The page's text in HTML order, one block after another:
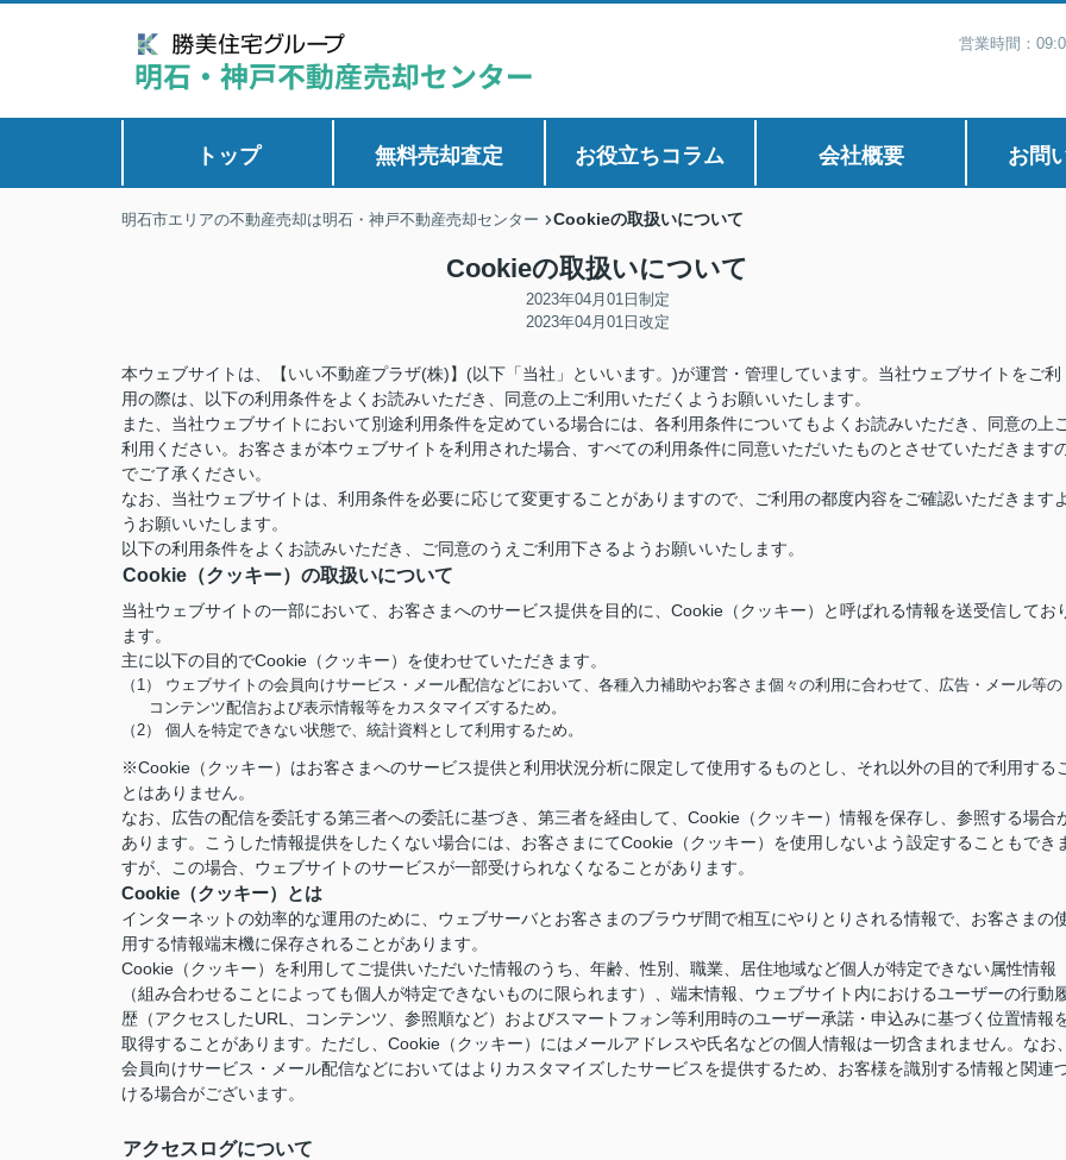
営業時間：
トップ 無料売却査定 お役立ちコラム 会社概要 お問
明石市エリアの不動産売却は明石・神戸不動産売却センター Cookieの取扱いについて
Cookieの取扱いについて
2023年04月01日制定
2023年04月01日改定
本ウェブサイトは、【いい不動産プラザ(株)】(以下「当社」といいます。)が運営・管理しています。当社ウェブサイトをご利
用の際は、以下の利用条件をよくお読みいただき、同意の上ご利用いただくようお願いいたします。
また、当社ウェブサイトにおいて別途利用条件を定めている場合には、各利用条件についてもよくお読みいただき、同意の上
利用ください。お客さまが本ウェブサイトを利用された場合、すべての利用条件に同意いただいたものとさせていただきます
でご了承ください。
なお、当社ウェブサイトは、利用条件を必要に応じて変更することがありますので、ご利用の都度内容をご確認いただきますよ
うお願いいたします。
以下の利用条件をよくお読みいただき、ご同意のうえご利用下さるようお願いいたします。
Cookie（クッキー）の取扱いについて
当社ウェブサイトの一部において、お客さまへのサービス提供を目的に、Cookie（クッキー）と呼ばれる情報を送受信してお
ます。
主に以下の目的でCookie（クッキー）を使わせていただきます。
（1） ウェブサイトの会員向けサービス・メール配信などにおいて、各種入力補助やお客さま個々の利用に合わせて、広告・メール等の
コンテンツ配信および表示情報等をカスタマイズするため。
（2） 個人を特定できない状態で、統計資料として利用するため。
※Cookie（クッキー）はお客さまへのサービス提供と利用状況分析に限定して使用するものとし、それ以外の目的で利用する
とはありません。
なお、広告の配信を委託する第三者への委託に基づき、第三者を経由して、Cookie（クッキー）情報を保存し、参照する場合
あります。こうした情報提供をしたくない場合には、お客さまにてCookie（クッキー）を使用しないよう設定することもでき
すが、この場合、ウェブサイトのサービスが一部受けられなくなることがあります。
Cookie（クッキー）とは
インターネットの効率的な運用のために、ウェブサーバとお客さまのブラウザ間で相互にやりとりされる情報で、お客さまの
用する情報端末機に保存されることがあります。
Cookie（クッキー）を利用してご提供いただいた情報のうち、年齢、性別、職業、居住地域など個人が特定できない属性情報
（組み合わせることによっても個人が特定できないものに限られます）、端末情報、ウェブサイト内におけるユーザーの行動
歴（アクセスしたURL、コンテンツ、参照順など）およびスマートフォン等利用時のユーザー承諾・申込みに基づく位置情報
取得することがあります。ただし、Cookie（クッキー）にはメールアドレスや氏名などの個人情報は一切含まれません。なお、
会員向けサービス・メール配信などにおいてはよりカスタマイズしたサービスを提供するため、お客様を識別する情報と関連
ける場合がございます。
アクセスログについて